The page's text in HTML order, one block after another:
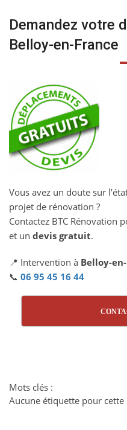
Demandez votre
Belloy-en-France
Vous avez un doute sur
projet de rénovation ?
Contactez BTC Rénovation
et un devis gratuit.
📍 Intervention à Belloy-
📞 06 95 45 16 44
Mots clés :
Aucune étiquette pour